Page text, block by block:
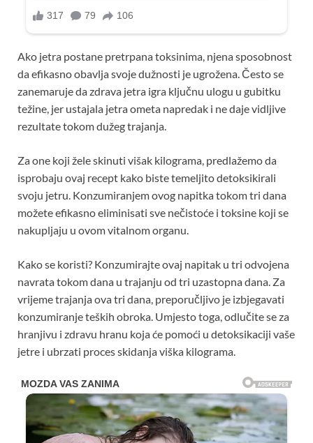
Ako jetra postane pretrpana toksinima, njena sposobnost
da efikasno obavlja svoje dužnosti je ugrožena. Često se
zanemaruje da zdrava jetra igra ključnu ulogu u gubitku
težine, jer ustajala jetra ometa napredak i ne daje vidljive
rezultate tokom dužeg trajanja.
Za one koji žele skinuti višak kilograma, predlažemo da
isprobaju ovaj recept kako biste temeljito detoksikirali
svoju jetru. Konzumiranjem ovog napitka tokom tri dana
možete efikasno eliminisati sve nečistoće i toksine koji se
nakupljaju u ovom vitalnom organu.
Kako se koristi? Konzumirajte ovaj napitak u tri odvojena
navrata tokom dana u trajanju od tri uzastopna dana. Za
vrijeme trajanja ova tri dana, preporučljivo je izbjegavati
konzumiranje teških obroka. Umjesto toga, odlučite se za
hranjivu i zdravu hranu koja će pomoći u detoksikaciji vaše
jetre i ubrzati proces skidanja viška kilograma.